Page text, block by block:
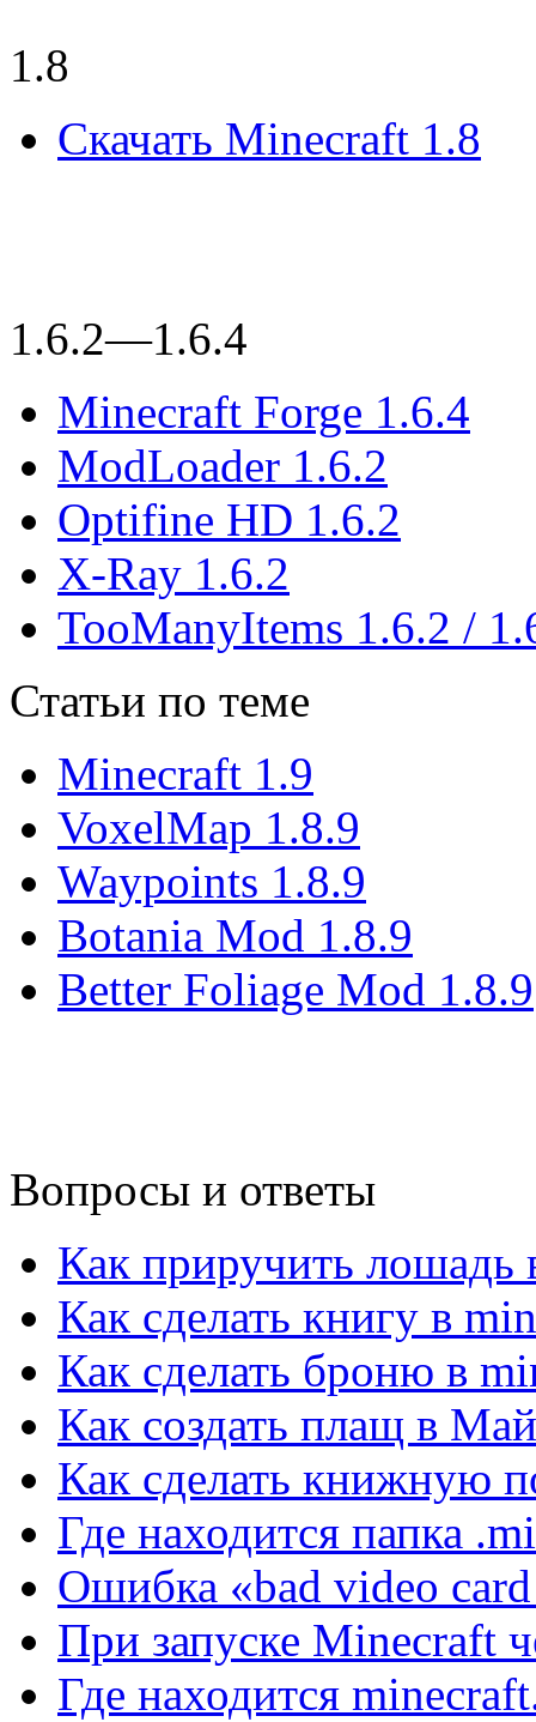
1.8
Скачать Minecraft 1.8
1.6.2—1.6.4
Minecraft Forge 1.6.4
ModLoader 1.6.2
Optifine HD 1.6.2
X-Ray 1.6.2
TooManyItems 1.6.2 /
Статьи по теме
Minecraft 1.9
VoxelMap 1.8.9
Waypoints 1.8.9
Botania Mod 1.8.9
Better Foliage Mod 1.8.9
Вопросы и ответы
Как приручить лошадь
Как сделать книгу в
Как сделать броню в
Как создать плащ в
Как сделать книжную
Где находится папка
Ошибка «bad video
При запуске Minecraft
Где находится